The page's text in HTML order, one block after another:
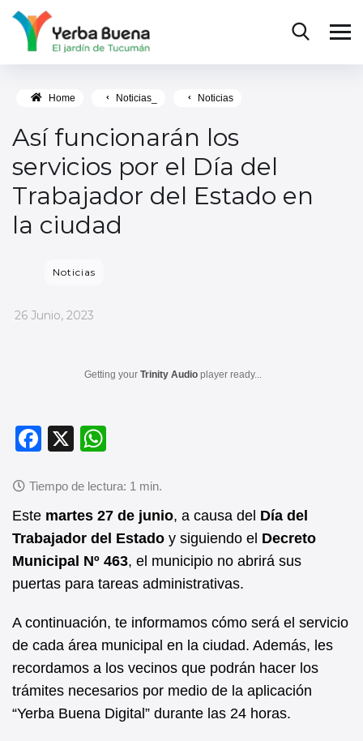
Home Noticias_ Noticias
Así funcionarán los
servicios por el Día del
Trabajador del Estado en
la ciudad
Noticias
_
26 Junio, 2023
Getting your Trinity Audio player ready...
F
c
e
b
o
o
k
X
at
s
A
p
p
Este martes 27 de junio, a causa del Día del
Trabajador del Estado y siguiendo el Decreto
Municipal Nº 463, el municipio no abrirá sus
puertas para tareas administrativas.
A continuación, te informamos cómo será el servicio
de cada área municipal en la ciudad. Además, les
recordamos a los vecinos que podrán hacer los
trámites necesarios por medio de la aplicación
“Yerba Buena Digital” durante las 24 horas.